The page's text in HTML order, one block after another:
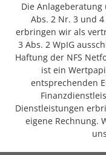
Die
Abs. 2 Nr. 3 und
erbringen wir als
3 Abs. 2 WpIG
Haftung der NFS
ist ein
entsprechenden
Dienstleistungen
eigene Rechnung.